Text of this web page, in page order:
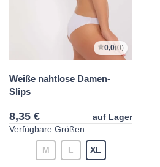
0,0(0)
Weiße nahtlose Damen-
Slips
8,35 €
auf Lager
Verfügbare Größen:
M L XL